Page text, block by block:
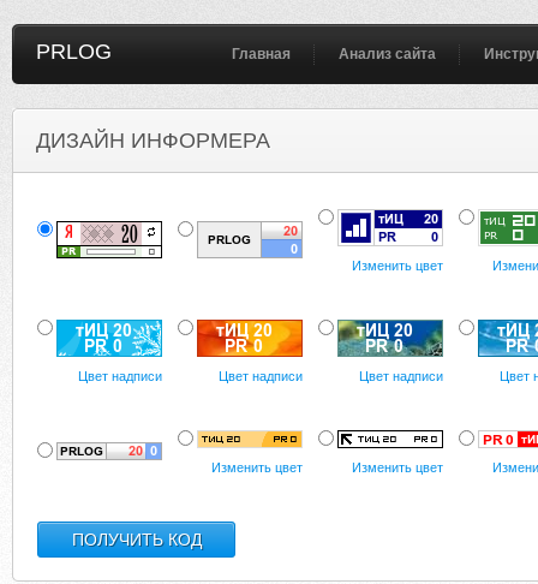
PRLOG Главная Анализ сайта
ДИЗАЙН ИНФОРМЕРА
Изменить цвет
Цвет надписи Цвет надписи Цвет надписи Цвет
Изменить цвет Изменить цвет